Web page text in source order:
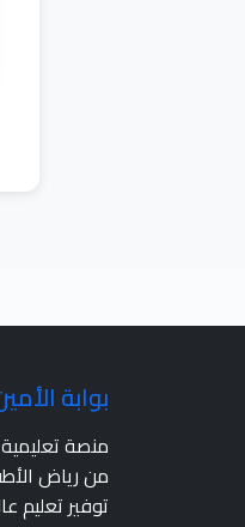
بوابة
منصة
من رياض
توفير تعليم